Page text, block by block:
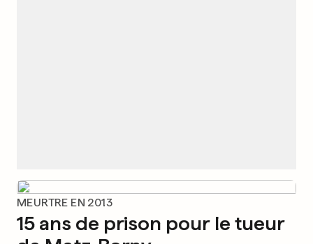
MEURTRE EN 2013
15 ans de prison pour le tueur